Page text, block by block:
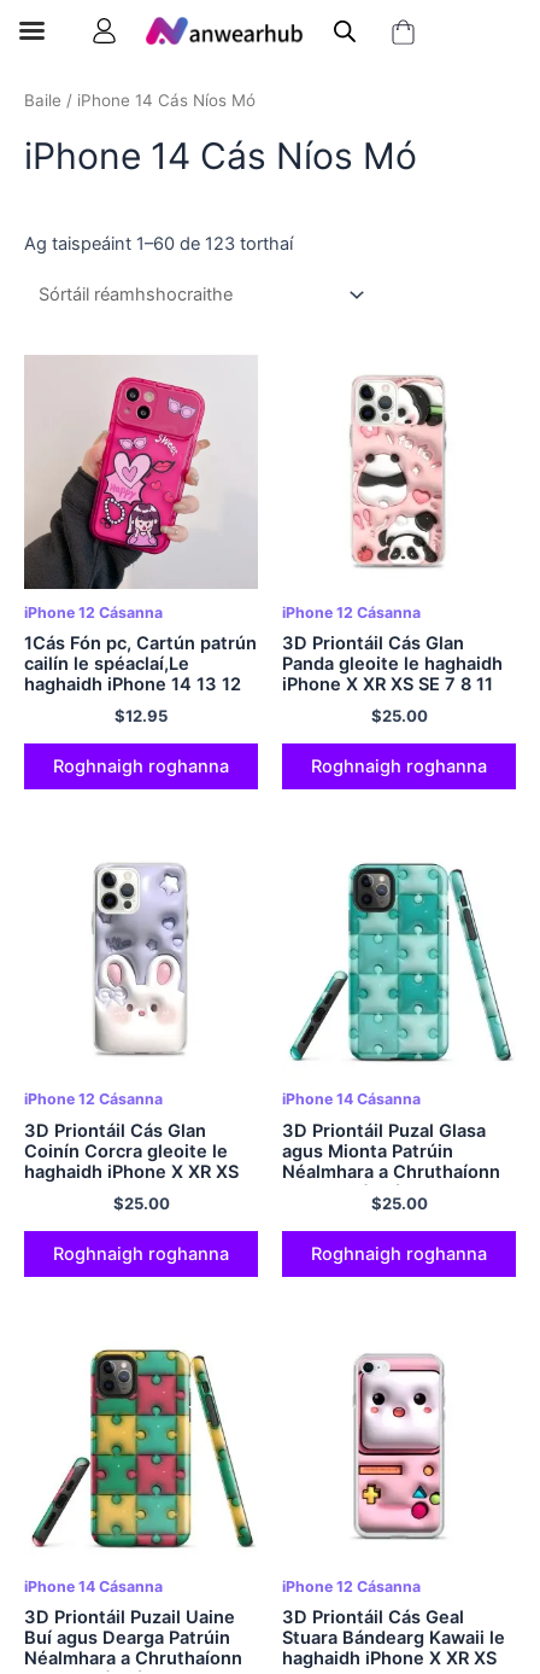
Baile / iPhone 14 Cás Níos Mó
iPhone 14 Cás Níos Mó
Ag taispeáint 1–60 de 123 torthaí
iPhone 12 Cásanna
1Cás Fón pc, Cartún patrún
cailín le spéaclaí,Le
haghaidh iPhone 14 13 12
11 Pro Max Xs Max XR 7 8
Tuilleadh SE2020
$12.95
Roghnaigh roghanna
iPhone 12 Cásanna
3D Priontáil Cás Glan
Panda gleoite le haghaidh
iPhone X XR XS SE 7 8 11
12 13 14 15 Pro Mini Plus
$25.00
Roghnaigh roghanna
iPhone 12 Cásanna
3D Priontáil Cás Glan
Coinín Corcra gleoite le
haghaidh iPhone X XR XS
SE 7 8 11 12 13 14 15 Pro
Mini Plus Pro Max
$25.00
Roghnaigh roghanna
iPhone 14 Cásanna
3D Priontáil Puzal Glasa
agus Mionta Patrúin
Néalmhara a Chruthaíonn
Illusion Réalaíoch agus
Beoga ar D'Fhón
$25.00
Roghnaigh roghanna
iPhone 14 Cásanna
3D Priontáil Puzail Uaine
Buí agus Dearga Patrúin
Néalmhara a Chruthaíonn
iPhone 12 Cásanna
3D Priontáil Cás Geal
Stuara Bándearg Kawaii le
haghaidh iPhone X XR XS